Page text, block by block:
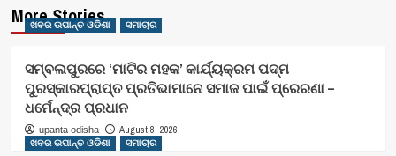
More Stories
ଖବର ଉପାନ୍ତ ଓଡିଶା ସମାଚାର
ସମ୍ବଲପୁରରେ ‘ମାଟିର ମହକ’ କାର୍ଯ୍ୟକ୍ରମ ପଦ୍ମ
ପୁରସ୍କାରପ୍ରାପ୍ତ ପ୍ରତିଭାମାନେ ସମାଜ ପାଇଁ ପ୍ରେରଣା –
ଧର୍ମେନ୍ଦ୍ର ପ୍ରଧାନ
upanta odisha
August 8, 2026
ଖବର ଉପାନ୍ତ ଓଡିଶା
ସମାଚାର